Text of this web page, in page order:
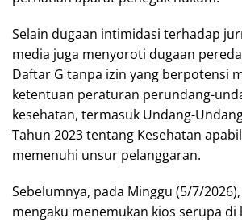
Selain dugaan intimidasi terhadap
media juga menyoroti dugaan
Daftar G tanpa izin yang berpotensi
ketentuan peraturan perundang-
kesehatan, termasuk Undang-
Tahun 2023 tentang Kesehatan
memenuhi unsur pelanggaran.
Sebelumnya, pada Minggu (5/7/
mengaku menemukan kios serupa di